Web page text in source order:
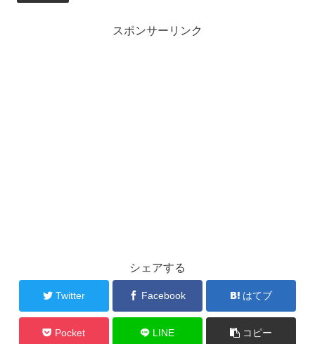
スポンサーリンク
シェアする
Twitter Facebook はてブ
Pocket LINE コピー